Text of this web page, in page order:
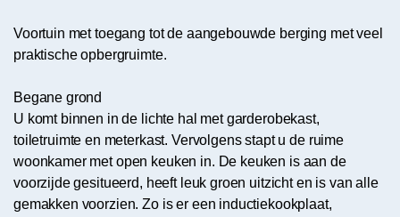
Voortuin met toegang tot de aangebouwde berging met veel
praktische opbergruimte.
Begane grond
U komt binnen in de lichte hal met garderobekast,
toiletruimte en meterkast. Vervolgens stapt u de ruime
woonkamer met open keuken in. De keuken is aan de
voorzijde gesitueerd, heeft leuk groen uitzicht en is van alle
gemakken voorzien. Zo is er een inductiekookplaat,